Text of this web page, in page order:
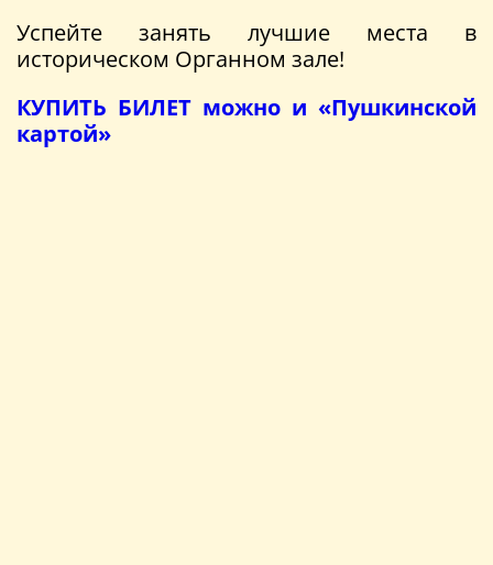
Успейте занять лучшие места в
историческом Органном зале!
КУПИТЬ БИЛЕТ можно и «Пушкинской
картой»